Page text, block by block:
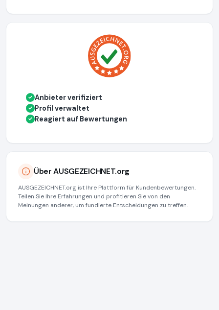
✓ Anbieter verifiziert
✓ Profil verwaltet
✓ Reagiert auf Bewertungen
Über AUSGEZEICHNET.org
AUSGEZEICHNET.org ist Ihre Plattform für Kundenbewertungen.
Teilen Sie Ihre Erfahrungen und profitieren Sie von den
Meinungen anderer, um fundierte Entscheidungen zu treffen.